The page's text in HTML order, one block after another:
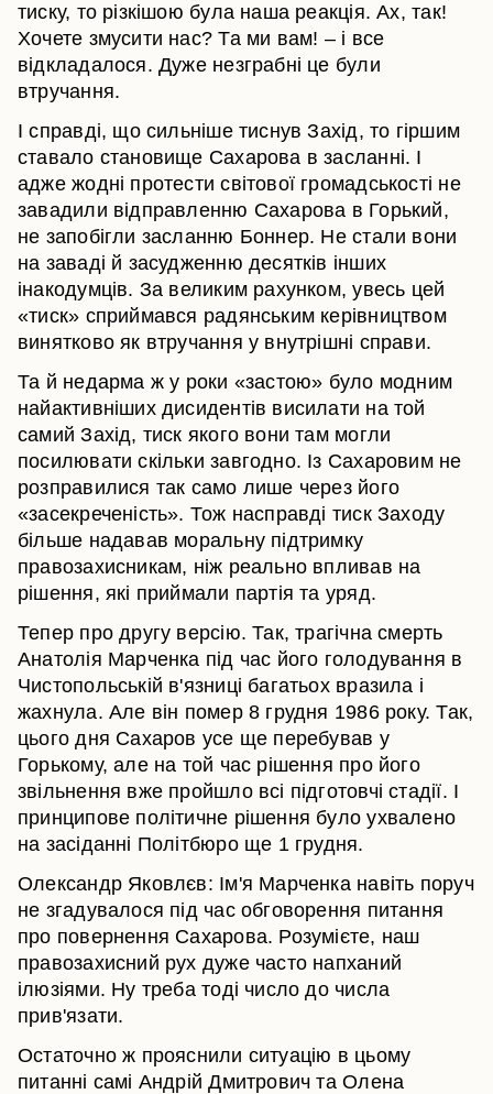
тиску, то різкішою була наша реакція. Ах, так!
Хочете змусити нас? Та ми вам! – і все
відкладалося. Дуже незграбні це були
втручання.
І справді, що сильніше тиснув Захід, то гіршим
ставало становище Сахарова в засланні. І
адже жодні протести світової громадськості не
завадили відправленню Сахарова в Горький,
не запобігли засланню Боннер. Не стали вони
на заваді й засудженню десятків інших
інакодумців. За великим рахунком, увесь цей
«тиск» сприймався радянським керівництвом
винятково як втручання у внутрішні справи.
Та й недарма ж у роки «застою» було модним
найактивніших дисидентів висилати на той
самий Захід, тиск якого вони там могли
посилювати скільки завгодно. Із Сахаровим не
розправилися так само лише через його
«засекреченість». Тож насправді тиск Заходу
більше надавав моральну підтримку
правозахисникам, ніж реально впливав на
рішення, які приймали партія та уряд.
Тепер про другу версію. Так, трагічна смерть
Анатолія Марченка під час його голодування в
Чистопольській в'язниці багатьох вразила і
жахнула. Але він помер 8 грудня 1986 року. Так,
цього дня Сахаров усе ще перебував у
Горькому, але на той час рішення про його
звільнення вже пройшло всі підготовчі стадії. І
принципове політичне рішення було ухвалено
на засіданні Політбюро ще 1 грудня.
Олександр Яковлєв: Ім'я Марченка навіть поруч
не згадувалося під час обговорення питання
про повернення Сахарова. Розумієте, наш
правозахисний рух дуже часто напханий
ілюзіями. Ну треба тоді число до числа
прив'язати.
Остаточно ж прояснили ситуацію в цьому
питанні самі Андрій Дмитрович та Олена